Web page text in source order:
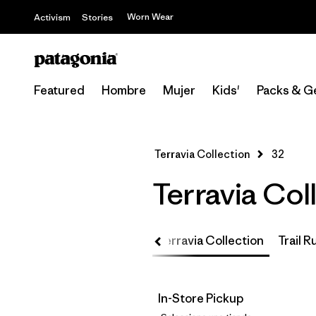
Activism Stories Worn Wear
Featured Hombre Mujer Kids' Packs &
Terravia Collection 32
Terravia
Terravia Collection Trail
In-Store Pickup